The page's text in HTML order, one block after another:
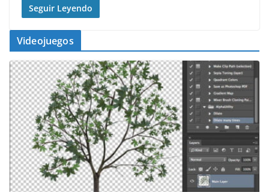
Seguir Leyendo
Videojuegos